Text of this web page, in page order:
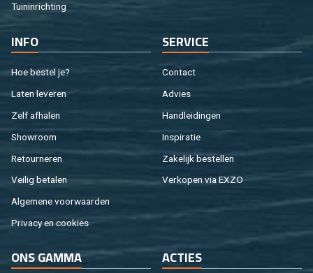
Tuin­in­rich­ting
INFO
Hoe be­stel je?
Laten le­ve­ren
Zelf af­ha­len
Show­room
Re­tour­ne­ren
Vei­lig be­ta­len
Al­ge­me­ne voor­waar­den
Pri­va­cy en coo­kies
SER­VI­CE
Con­tact
Ad­vies
Hand­lei­din­gen
In­spi­ra­tie
Za­ke­lijk be­stel­len
Ver­ko­pen via EXZO
ONS GAMMA AC­TIES